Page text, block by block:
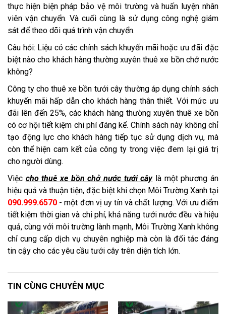
thực hiện biện pháp bảo vệ môi trường và huấn luyện nhân
viên vận chuyển. Và cuối cùng là sử dụng công nghệ giám
sát để theo dõi quá trình vận chuyển.
Câu hỏi: Liệu có các chính sách khuyến mãi hoặc ưu đãi đặc
biệt nào cho khách hàng thường xuyên thuê xe bồn chở nước
không?
Công ty cho thuê xe bồn tưới cây thường áp dụng chính sách
khuyến mãi hấp dẫn cho khách hàng thân thiết. Với mức ưu
đãi lên đến 25%, các khách hàng thường xuyên thuê xe bồn
có cơ hội tiết kiệm chi phí đáng kể. Chính sách này không chỉ
tạo động lực cho khách hàng tiếp tục sử dụng dịch vụ, mà
còn thể hiện cam kết của công ty trong việc đem lại giá trị
cho người dùng.
Việc cho thuê xe bồn chở nước tưới câylà một phương án
hiệu quả và thuận tiện, đặc biệt khi chọn Môi Trường Xanh tại
090.999.6570 - một đơn vị uy tín và chất lượng. Với ưu điểm
tiết kiệm thời gian và chi phí, khả năng tưới nước đều và hiệu
quả, cùng với môi trường lành mạnh, Môi Trường Xanh không
chỉ cung cấp dịch vụ chuyên nghiệp mà còn là đối tác đáng
tin cậy cho các yêu cầu tưới cây trên diện tích lớn.
TIN CÙNG CHUYÊN MỤC